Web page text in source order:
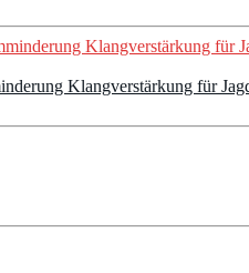
Klangverstärkung für